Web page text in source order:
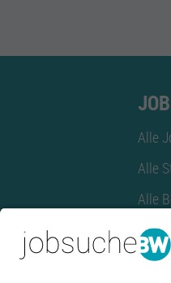
Alle
Alle
Alle
Alle
Alle